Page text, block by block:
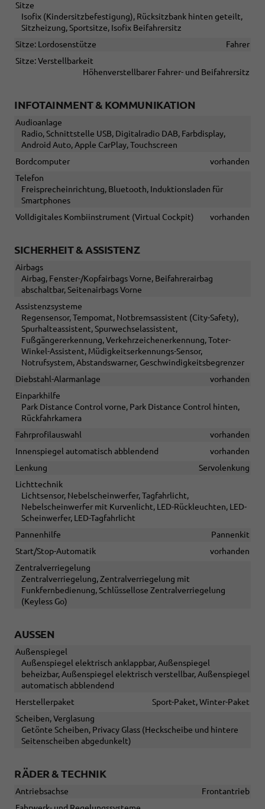
Sitze
Isofix (Kindersitzbefestigung), Rücksitzbank hinten geteilt,
Sitzheizung, Sportsitze, Isofix Beifahrersitz
Sitze: Lordosenstütze
Fahrer
Sitze: Verstellbarkeit
Höhenverstellbarer Fahrer- und Beifahrersitz
INFOTAINMENT & KOMMUNIKATION
Audioanlage
Radio, Schnittstelle USB, Digitalradio DAB, Farbdisplay,
Android Auto, Apple CarPlay, Touchscreen
Bordcomputer
vorhanden
Telefon
Freisprecheinrichtung, Bluetooth, Induktionsladen für
Smartphones
Volldigitales Kombiinstrument (Virtual Cockpit)
vorhanden
SICHERHEIT & ASSISTENZ
Airbags
Airbag, Fenster-/Kopfairbags Vorne, Beifahrerairbag
abschaltbar, Seitenairbags Vorne
Assistenzsysteme
Regensensor, Tempomat, Notbremsassistent (City-Safety),
Spurhalteassistent, Spurwechselassistent,
Fußgängererkennung, Verkehrzeichenerkennung, Toter-
Winkel-Assistent, Müdigkeitserkennungs-Sensor,
Notrufsystem, Abstandswarner, Geschwindigkeitsbegrenzer
Diebstahl-Alarmanlage
vorhanden
Einparkhilfe
Park Distance Control vorne, Park Distance Control hinten,
Rückfahrkamera
Fahrprofilauswahl
vorhanden
Innenspiegel automatisch abblendend
vorhanden
Lenkung
Servolenkung
Lichttechnik
Lichtsensor, Nebelscheinwerfer, Tagfahrlicht,
Nebelscheinwerfer mit Kurvenlicht, LED-Rückleuchten, LED-
Scheinwerfer, LED-Tagfahrlicht
Pannenhilfe
Pannenkit
Start/Stop-Automatik
vorhanden
Zentralverriegelung
Zentralverriegelung, Zentralverriegelung mit
Funkfernbedienung, Schlüssellose Zentralverriegelung
(Keyless Go)
AUSSEN
Außenspiegel
Außenspiegel elektrisch anklappbar, Außenspiegel
beheizbar, Außenspiegel elektrisch verstellbar, Außenspiegel
automatisch abblendend
Herstellerpaket
Sport-Paket, Winter-Paket
Scheiben, Verglasung
Getönte Scheiben, Privacy Glass (Heckscheibe und hintere
Seitenscheiben abgedunkelt)
RÄDER & TECHNIK
Antriebsachse
Frontantrieb